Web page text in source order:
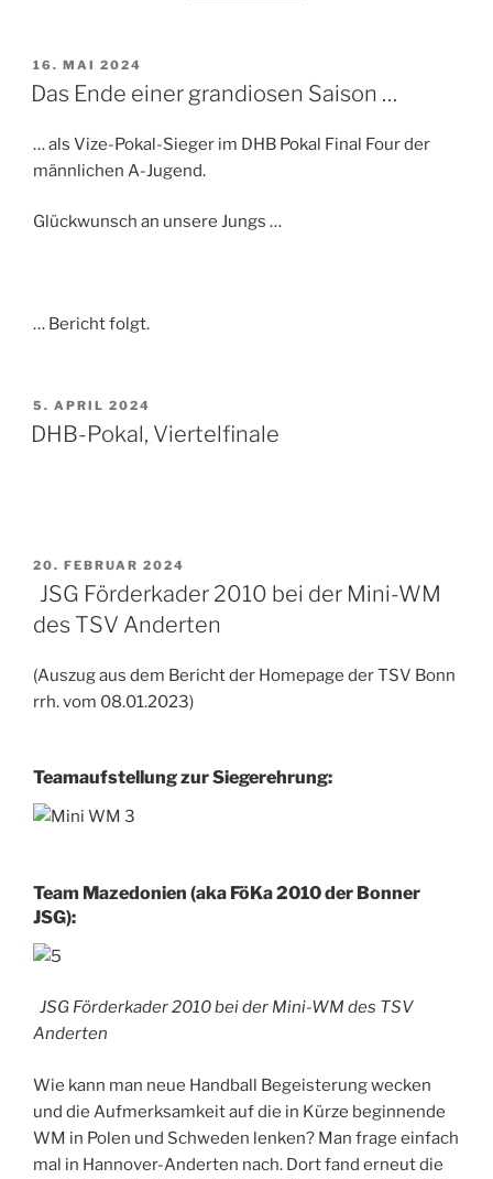
VERÖFFENTLICHT
AM
16. MAI 2024
Das Ende einer grandiosen Saison …
… als Vize-Pokal-Sieger im DHB Pokal Final Four der
männlichen A-Jugend.
Glückwunsch an unsere Jungs …
… Bericht folgt.
VERÖFFENTLICHT
AM
5. APRIL 2024
DHB-Pokal, Viertelfinale
VERÖFFENTLICHT
AM
20. FEBRUAR 2024
JSG Förderkader 2010 bei der Mini-WM
des TSV Anderten
(Auszug aus dem Bericht der Homepage der TSV Bonn
rrh. vom 08.01.2023)
Teamaufstellung zur Siegerehrung:
Team Mazedonien (aka FöKa 2010 der Bonner
JSG):
JSG Förderkader 2010 bei der Mini-WM des TSV
Anderten
Wie kann man neue Handball Begeisterung wecken
und die Aufmerksamkeit auf die in Kürze beginnende
WM in Polen und Schweden lenken? Man frage einfach
mal in Hannover-Anderten nach. Dort fand erneut die